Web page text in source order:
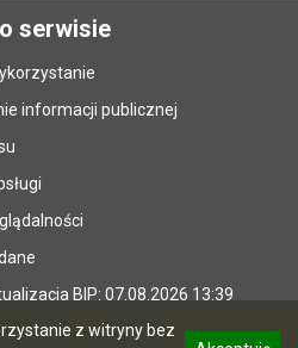
z witryny bez
serwisie
informacji publicznej
BIP: 07.08.2026 13:39